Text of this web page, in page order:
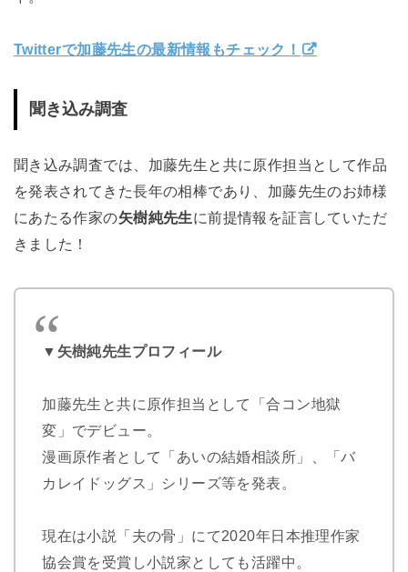
Twitterで加藤先生の最新情報もチェック！
聞き込み調査
聞き込み調査では、 加藤先生と共に原作担当として作品
を発表されてきた長年の相棒であり
加藤先生のお姉様
にあたる作家の矢樹純先生に前提情報を証言していただ
きました！
▼矢樹純先生プロフィール
加藤先生と共に原作担当として
「合コン地獄
変」でデビュー。
漫画原作者として「あいの結婚相談所」、「バ
カレイドッグス」シリーズ等を発表。
現在は小説「夫の骨」にて2020年日本推理作家
協会賞を受賞し小説家としても活躍中。